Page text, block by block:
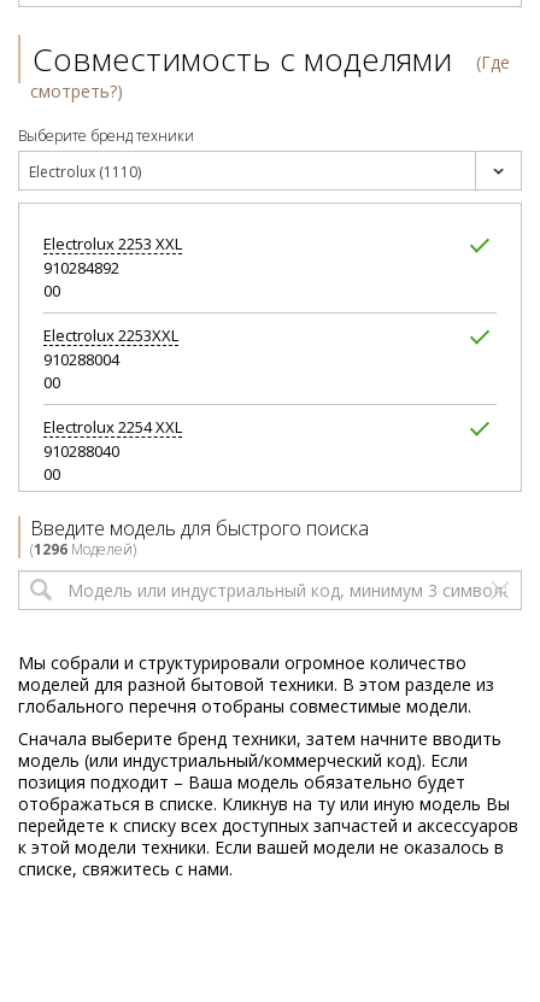
Совместимость с моделями
(Где
смотреть?)
Выберите бренд техники
Electrolux (1110)
Electrolux2253 XXL
910284892
00
Electrolux2253XXL
910288004
00
Electrolux2254 XXL
910288040
00
910284894
00
Electrolux2271XXL
00
Electrolux2271XXL
00
Electrolux2271XXL
910288018
00
Введите модель для быстрого поиска
(1296 Моделей)
Мы собрали и структурировали огромное количество
моделей для разной бытовой техники. В этом разделе из
глобального перечня отобраны совместимые модели.
Сначала выберите бренд техники, затем начните вводить
модель (или индустриальный/коммерческий код). Если
позиция подходит – Ваша модель обязательно будет
отображаться в списке. Кликнув на ту или иную модель Вы
перейдете к списку всех доступных запчастей и аксессуаров
к этой модели техники. Если вашей модели не оказалось в
списке, свяжитесь с нами.